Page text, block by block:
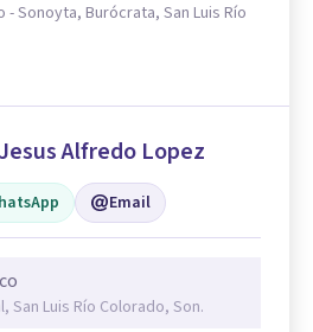
- Sonoyta, Burócrata, San Luis Río
Alfredo Lopez
Email
San Luis Río Colorado, Son.